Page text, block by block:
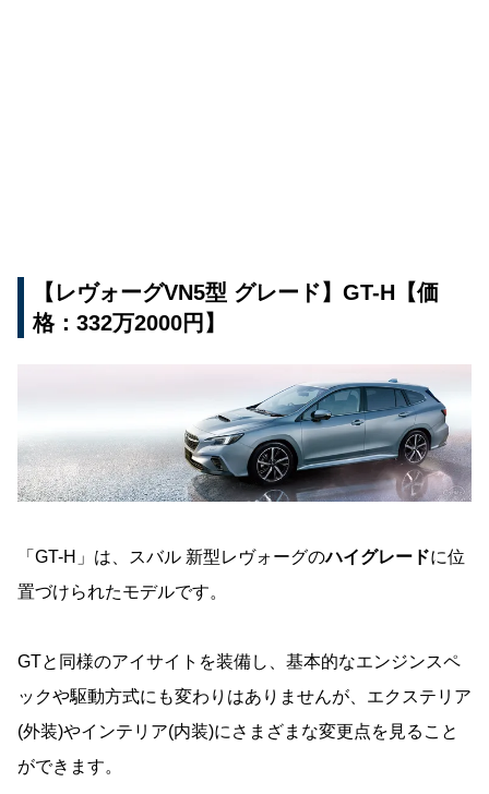
【レヴォーグVN5型 グレード】GT-H【価
格：332万2000円】
「GT-H」は、スバル 新型レヴォーグのハイグレードに位
置づけられたモデルです。
GTと同様のアイサイトを装備し、基本的なエンジンスペ
ックや駆動方式にも変わりはありませんが、エクステリア
(外装)やインテリア(内装)にさまざまな変更点を見ること
ができます。